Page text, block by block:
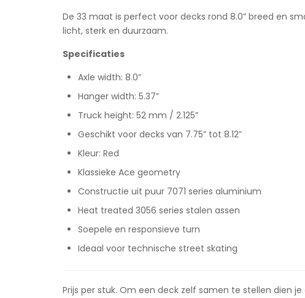
De 33 maat is perfect voor decks rond 8.0” breed en
licht, sterk en duurzaam.
Specificaties
Axle width: 8.0”
Hanger width: 5.37”
Truck height: 52 mm / 2.125”
Geschikt voor decks van 7.75” tot 8.12”
Kleur: Red
Klassieke Ace geometry
Constructie uit puur 7071 series aluminium
Heat treated 3056 series stalen assen
Soepele en responsieve turn
Ideaal voor technische street skating
Prijs per stuk. Om een deck zelf samen te stellen dien